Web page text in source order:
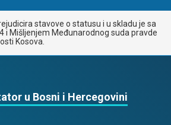
stavove o statusu i u skladu je sa
i Mišljenjem Međunarodnog suda pravde
Kosova.
u Bosni i Hercegovini